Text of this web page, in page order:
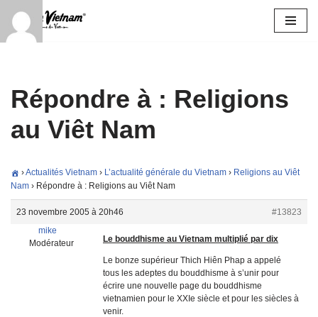
Aller
Répondre à : Religions
au Viêt Nam
›Actualités Vietnam › L’actualité générale du Vietnam › Religions au Viêt
Nam › Répondre à : Religions au Viêt Nam
23 novembre 2005 à 20h46
#13823
mike
Modérateur
Le bouddhisme au Vietnam multiplié par dix
Le bonze supérieur Thich Hiên Phap a appelé
tous les adeptes du bouddhisme à s’unir pour
écrire une nouvelle page du bouddhisme
vietnamien pour le XXIe siècle et pour les siècles à
venir.